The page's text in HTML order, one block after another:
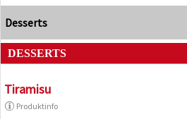
Desserts
DESSERTS
Tiramisu
Produktinfo